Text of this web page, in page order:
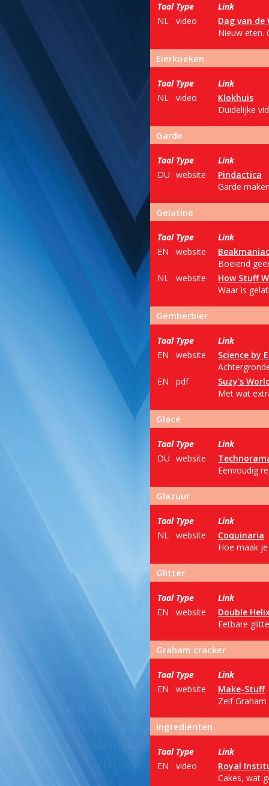
Taal Type
Link
NL
video
Dag van de
Nieuw eten.
Eierkoeken
Taal Type
Link
NL
video
Klokhuis
Duidelijke
Garde
Taal Type
Link
DU website
Pindactica
Garde
Gelatine
Taal Type
Link
EN
website
Beakmaniac
Boeiend
NL
website
How Stuff
Waar is
Gemberbier
Taal Type
Link
EN
website
Science by
EN
pdf
Suzy's
Met wat
Glacé
Taal Type
Link
DU website
Eenvoudig
Glazuur
Taal Type
Link
NL
website
Coquinaria
Hoe maak
Glitter
Taal Type
Link
EN
website
Double
Eetbare
Graham cracker
Taal Type
Link
EN
website
Make-Stuff
Zelf
Ingrediënten
Taal Type
Link
EN
video
Royal
Cakes, wat